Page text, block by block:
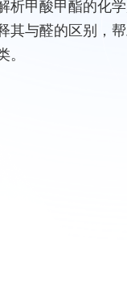
析甲酸甲酯的化
其与醛的区别，
。